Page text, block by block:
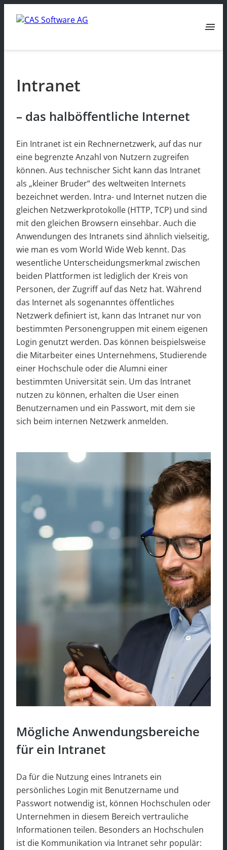
menu
Intranet
– das halböffentliche Internet
Ein Intranet ist ein Rechnernetzwerk, auf das nur
eine begrenzte Anzahl von Nutzern zugreifen
können. Aus technischer Sicht kann das Intranet
als „kleiner Bruder“ des weltweiten Internets
bezeichnet werden. Intra- und Internet nutzen die
gleichen Netzwerkprotokolle (HTTP, TCP) und sind
mit den gleichen Browsern einsehbar. Auch die
Anwendungen des Intranets sind ähnlich vielseitig,
wie man es vom World Wide Web kennt. Das
wesentliche Unterscheidungsmerkmal zwischen
beiden Plattformen ist lediglich der Kreis von
Personen, der Zugriff auf das Netz hat. Während
das Internet als sogenanntes öffentliches
Netzwerk definiert ist, kann das Intranet nur von
bestimmten Personengruppen mit einem eigenen
Login genutzt werden. Das können beispielsweise
die Mitarbeiter eines Unternehmens, Studierende
einer Hochschule oder die Alumni einer
bestimmten Universität sein. Um das Intranet
nutzen zu können, erhalten die User einen
Benutzernamen und ein Passwort, mit dem sie
sich beim internen Netzwerk anmelden.
Mögliche Anwendungsbereiche
für ein Intranet
Da für die Nutzung eines Intranets ein
persönliches Login mit Benutzername und
Passwort notwendig ist, können Hochschulen oder
Unternehmen in diesem Bereich vertrauliche
Informationen teilen. Besonders an Hochschulen
ist die Kommunikation via Intranet sehr populär: